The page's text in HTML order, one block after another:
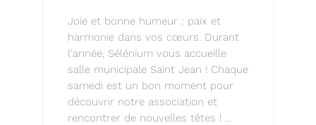
Joie et bonne humeur : paix et
harmonie dans vos cœurs. Durant
l'année, Sélénium vous accueille
salle municipale Saint Jean ! Chaque
samedi est un bon moment pour
découvrir notre association et
rencontrer de nouvelles têtes ! ...